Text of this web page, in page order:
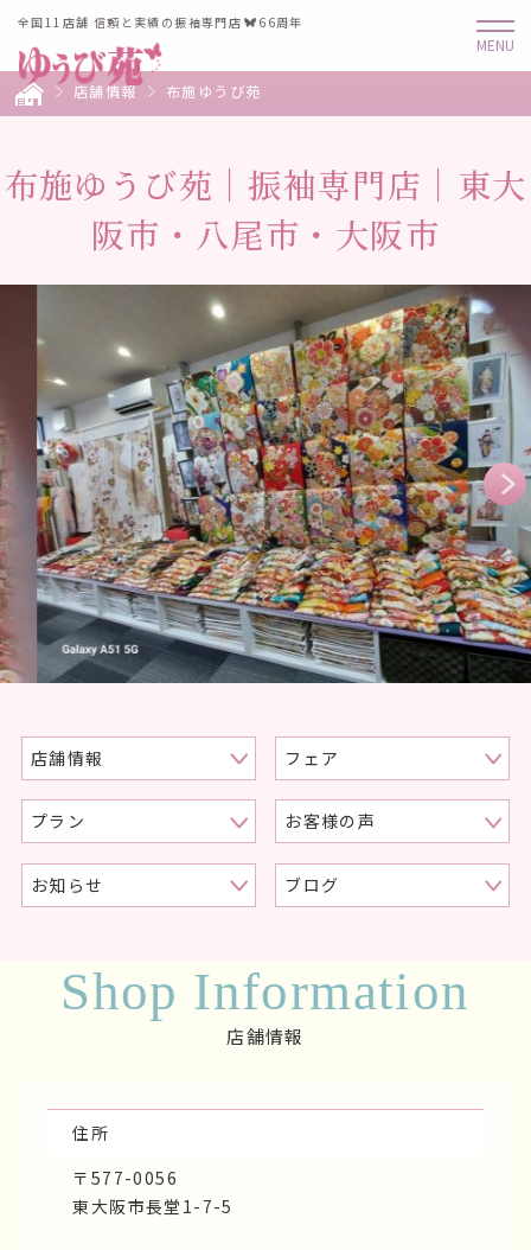
全国11店舗 信頼と実績の振袖専門店 66周年
店舗情報 布施ゆうび苑
布施ゆうび苑｜振袖専門店｜東大
阪市・八尾市・大阪市
店舗情報 フェア
プラン お客様の声
お知らせ ブログ
Shop Information
店舗情報
住所
〒577-0056
東大阪市長堂1-7-5